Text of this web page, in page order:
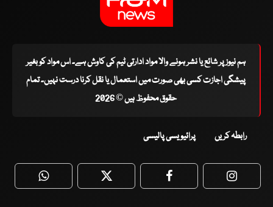
ہم نیوز پر شائع یا نشر ہونے والا مواد ادارتی ٹیم کی کاوش ہے۔ اس مواد کو بغیر
پیشگی اجازت کسی بھی صورت میں استعمال یا نقل کرنا درست نہیں۔ تمام
حقوق محفوظ ہیں © 2026
رابطہ کریں پرائیویسی پالیسی
WhatsApp Twitter Facebook